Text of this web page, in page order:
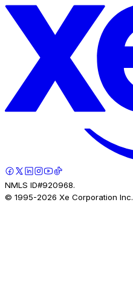
NMLS ID#920968.
© 1995-2026 Xe Corporation Inc.